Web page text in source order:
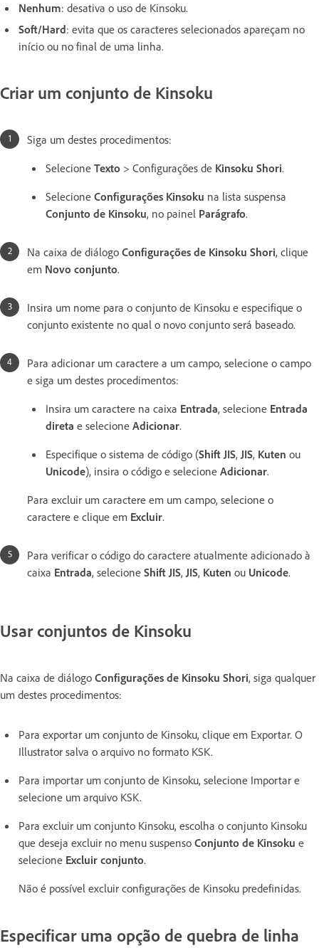
Nenhum: desativa o uso de Kinsoku.
Soft/Hard: evita que os caracteres selecionados apareçam no
início ou no final de uma linha.
Criar um conjunto de Kinsoku
Siga um destes procedimentos:
Selecione Texto > Configurações de Kinsoku Shori.
Selecione Configurações Kinsoku na lista suspensa
Conjunto de Kinsoku, no painel Parágrafo.
Na caixa de diálogo Configurações de Kinsoku Shori, clique
em Novo conjunto.
Insira um nome para o conjunto de Kinsoku e especifique o
conjunto existente no qual o novo conjunto será baseado.
Para adicionar um caractere a um campo, selecione o campo
e siga um destes procedimentos:
Insira um caractere na caixa Entrada, selecione Entrada
direta e selecione Adicionar.
Especifique o sistema de código (Shift JIS, JIS, Kuten ou
Unicode), insira o código e selecione Adicionar.
Para excluir um caractere em um campo, selecione o
caractere e clique em Excluir.
Para verificar o código do caractere atualmente adicionado à
caixa Entrada, selecione Shift JIS, JIS, Kuten ou Unicode.
Usar conjuntos de Kinsoku
Na caixa de diálogo Configurações de Kinsoku Shori, siga qualquer
um destes procedimentos:
Para exportar um conjunto de Kinsoku, clique em Exportar. O
Illustrator salva o arquivo no formato KSK.
Para importar um conjunto de Kinsoku, selecione Importar e
selecione um arquivo KSK.
Para excluir um conjunto Kinsoku, escolha o conjunto Kinsoku
que deseja excluir no menu suspenso Conjunto de Kinsoku e
selecione Excluir conjunto.
Não é possível excluir configurações de Kinsoku predefinidas.
Especificar uma opção de quebra de linha